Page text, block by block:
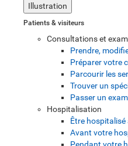
Illustration
Patients & visiteurs
Consultations et
Prendre,
Préparer votre
Parcourir les
Trouver un
Passer un
Hospitalisation
Être hospitalisé
Avant votre